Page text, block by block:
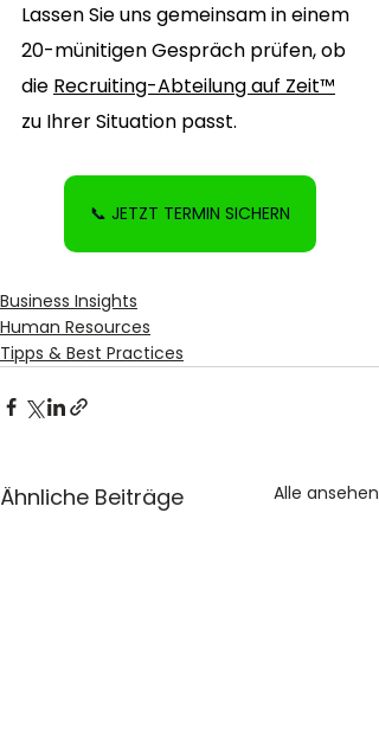
Lassen Sie uns gemeinsam in einem
20-münitigen Gespräch prüfen, ob
die Recruiting-Abteilung auf Zeit™
zu Ihrer Situation passt.
📞 JETZT TERMIN SICHERN
Business Insights
Human Resources
Tipps & Best Practices
Ähnliche Beiträge Alle ansehen